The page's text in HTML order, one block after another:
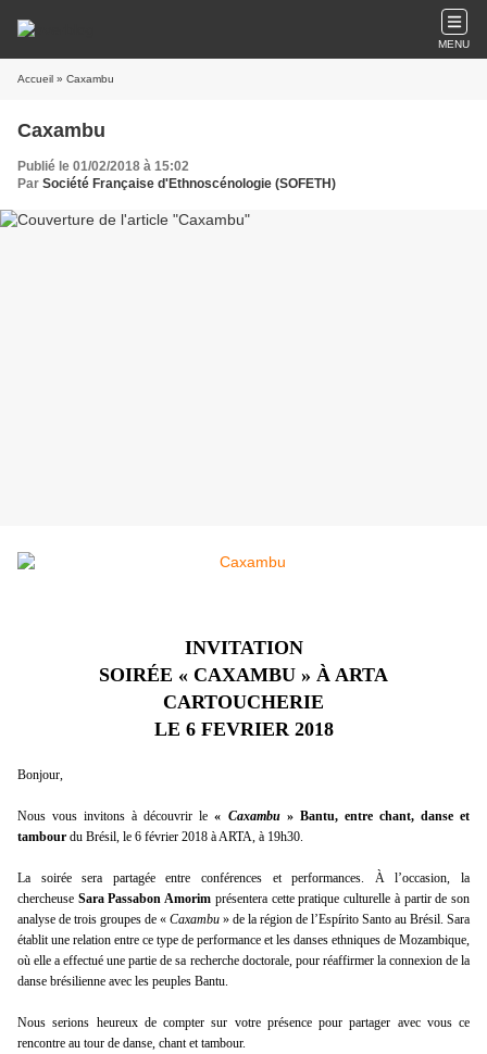
MENU
Accueil » Caxambu
Caxambu
Publié le 01/02/2018 à 15:02
Par Société Française d'Ethnoscénologie (SOFETH)
INVITATION
SOIRÉE « CAXAMBU » À ARTA
CARTOUCHERIE
LE 6 FEVRIER 2018
Bonjour,
Nous vous invitons à découvrir le« Caxambu » Bantu, entre chant, danse et
tambour du Brésil, le 6 février 2018 à ARTA, à 19h30.
La soirée sera partagée entre conférences et performances. À l’occasion, la
chercheuse Sara Passabon Amorim présentera cette pratique culturelle à partir de son
analyse de trois groupes de « Caxambu » de la région de l’Espírito Santo au Brésil. Sara
établit une relation entre ce type de performance et les danses ethniques de Mozambique,
où elle a effectué une partie de sa recherche doctorale, pour réaffirmer la connexion de la
danse brésilienne avec les peuples Bantu.
Nous serions heureux de compter sur votre présence pour partager avec vous ce
rencontre au tour de danse, chant et tambour.